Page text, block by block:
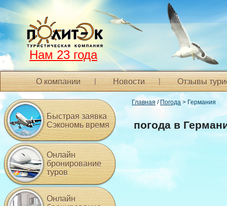
Нам 23 года
О компании Новости Отзывы
Главная / Погода> Германия
погода в
Быстрая заявка
Сэкономь время
Онлайн
бронирование
туров
Онлайн